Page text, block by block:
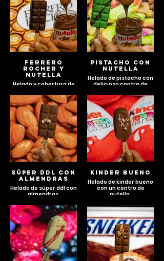
FERRERO
ROCHER Y
NUTELLA
Helado y cobertura de
centro de nutella.
PISTACHO CON
NUTELLA
Helado de pistacho con
delicioso contro de
SÚPER DDL CON
ALMENDRAS
Helado de súper ddl con
almendras.
KINDER BUENO
Helado de kinder bueno
con un centro de
nutella.